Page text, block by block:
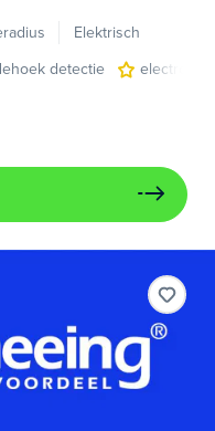
Elektrisch
detectie
electronic